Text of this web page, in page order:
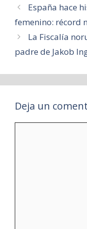
España hace
femenino: récord
La Fiscalía
padre de Jakob
Deja un